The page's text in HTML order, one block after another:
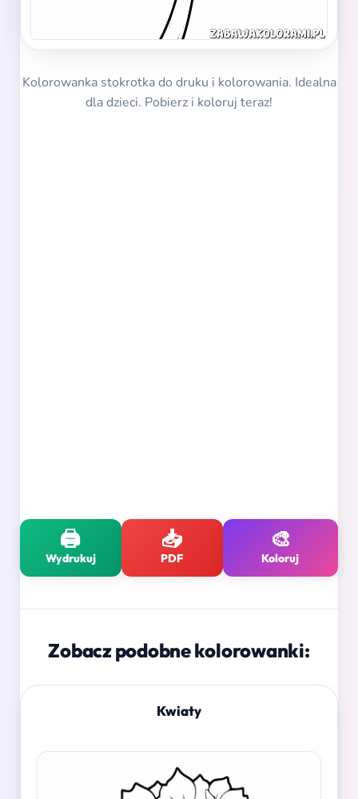
Kolorowanka stokrotka do druku i kolorowania. Idealna
dla dzieci. Pobierz i koloruj teraz!
🖨️
Wydrukuj
📥
PDF
🎨
Koloruj
Zobacz podobne kolorowanki:
Kwiaty